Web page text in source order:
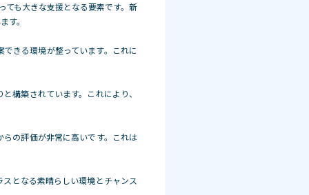
ても大きな支援となる要素です。新
す。
きる環境が整っています。これに
構築されています。これにより、
の評価が非常に高いです。これは
となる素晴らしい環境とチャンス